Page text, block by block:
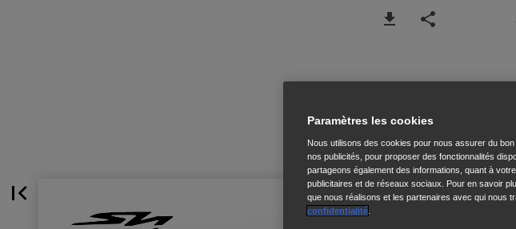
Paramètres les cookies
Nous utilisons des cookies pour nous assurer du
nos publicités, pour proposer des fonctionnalités
partageons également des informations, quant à
publicitaires et de réseaux sociaux. Pour en savoir
que nous réalisons et les partenaires avec qui nous
confidentialité